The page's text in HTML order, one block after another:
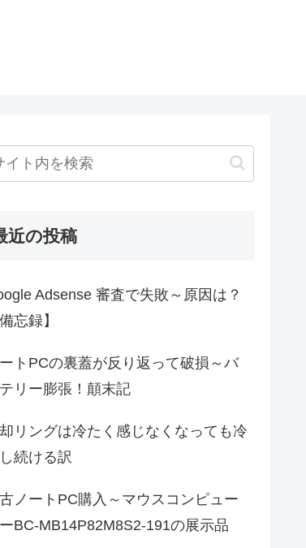
近の投稿
Adsense 審査で失敗～原因は？
備忘録】
ートPCの裏蓋が反り返って破損～バ
リー膨張！顛末記
リングは冷たく感じなくなっても冷
続ける訳
ノートPC購入～マウスコンピュー
BC-MB14P82M8S2-191の展示品